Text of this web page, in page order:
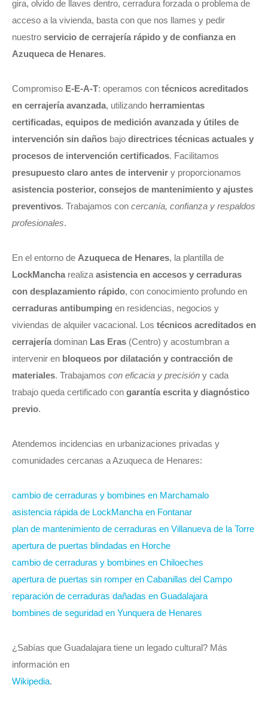
gira, olvido de llaves dentro, cerradura forzada o problema de
acceso a la vivienda, basta con que nos llames y pedir
nuestro servicio de cerrajería rápido y de confianza en
Azuqueca de Henares.
Compromiso E-E-A-T: operamos con técnicos acreditados
en cerrajería avanzada, utilizando herramientas
certificadas, equipos de medición avanzada y útiles de
intervención sin daños bajo directrices técnicas actuales y
procesos de intervención certificados. Facilitamos
presupuesto claro antes de intervenir y proporcionamos
asistencia posterior, consejos de mantenimiento y ajustes
preventivos. Trabajamos con cercanía, confianza y respaldos
profesionales.
En el entorno de Azuqueca de Henares, la plantilla de
LockMancha realiza asistencia en accesos y cerraduras
con desplazamiento rápido, con conocimiento profundo en
cerraduras antibumping en residencias, negocios y
viviendas de alquiler vacacional. Los técnicos acreditados en
cerrajería dominan Las Eras (Centro) y acostumbran a
intervenir en bloqueos por dilatación y contracción de
materiales. Trabajamos con eficacia y precisión y cada
trabajo queda certificado con garantía escrita y diagnóstico
previo.
Atendemos incidencias en urbanizaciones privadas y
comunidades cercanas a Azuqueca de Henares:
cambio de cerraduras y bombines en Marchamalo
asistencia rápida de LockMancha en Fontanar
plan de mantenimiento de cerraduras en Villanueva de la Torre
apertura de puertas blindadas en Horche
cambio de cerraduras y bombines en Chiloeches
apertura de puertas sin romper en Cabanillas del Campo
reparación de cerraduras dañadas en Guadalajara
bombines de seguridad en Yunquera de Henares
¿Sabías que Guadalajara tiene un legado cultural? Más
información en
Wikipedia.